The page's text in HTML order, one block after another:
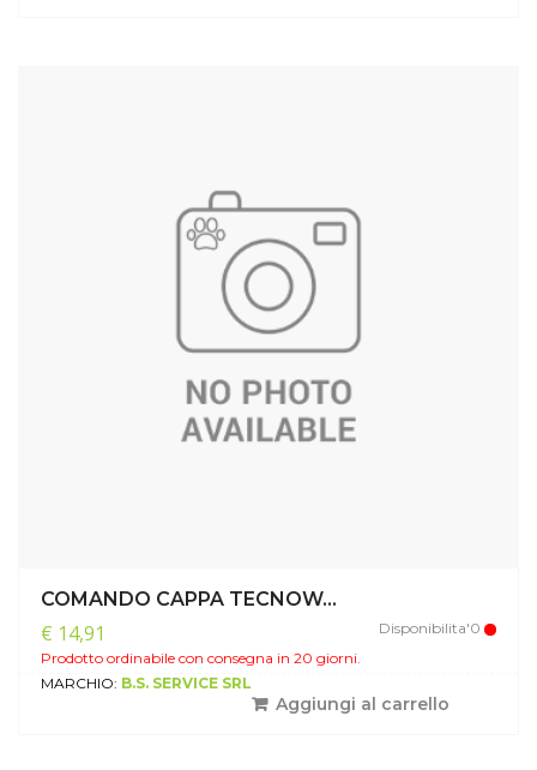
COMANDO CAPPA TECNOW...
€ 14,91
Disponibilita'0
Prodotto ordinabile con consegna in 20 giorni.
MARCHIO: B.S. SERVICE SRL
Aggiungi al carrello